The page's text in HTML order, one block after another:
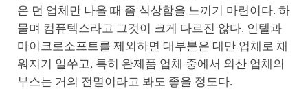
온 던 업체만 나올 때 좀 식상함을 느끼기 마련이다. 하
물며 컴퓨텍스라고 그것이 크게 다르진 않다. 인텔과
마이크로소프트를 제외하면 대부분은 대만 업체로 채
워지기 일쑤고, 특히 완제품 업체 중에서 외산 업체의
부스는 거의 전멸이라고 봐도 좋을 정도다.